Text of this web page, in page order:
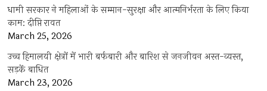
धामी सरकार ने महिलाओं के सम्मान-सुरक्षा और आत्मनिर्भरता के लिए किया
काम: दीप्ति रावत
March 25, 2026
उच्च हिमालयी क्षेत्रों में भारी बर्फबारी और बारिश से जनजीवन अस्त-व्यस्त,
सड़कें बाधित
March 23, 2026